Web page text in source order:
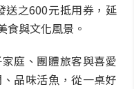
送之600元抵用券，延
食與文化風景。
庭、團體旅客與喜愛
品味活魚，從一桌好